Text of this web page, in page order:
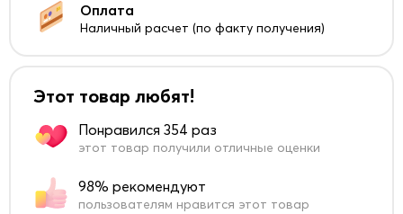
Оплата
Наличный расчет (по факту получения)
Этот товар любят!
Понравился 354 раз
этот товар получили отличные оценки
98% рекомендуют
пользователям нравится этот товар